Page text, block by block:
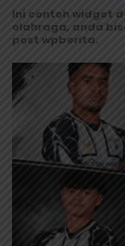
Ini contoh widget
olahraga, anda
post wpberita.